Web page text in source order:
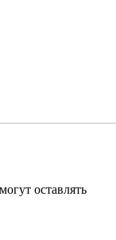
оставлять